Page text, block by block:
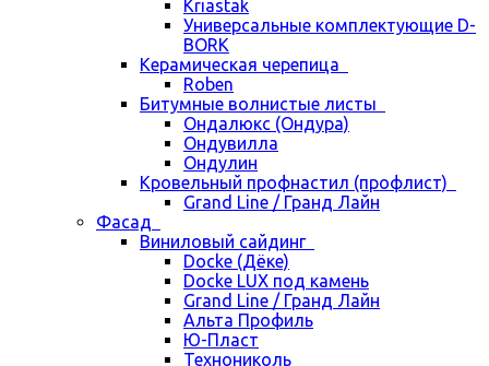
Kriastak
Универсальные комплектующие D-
BORK
Керамическая черепица
Roben
Битумные волнистые листы
Ондалюкс (Ондура)
Ондувилла
Ондулин
Кровельный профнастил (профлист)
Grand Line / Гранд Лайн
Фасад
Виниловый сайдинг
Docke (Дёке)
Docke LUX под камень
Grand Line / Гранд Лайн
Альта Профиль
Ю-Пласт
Технониколь